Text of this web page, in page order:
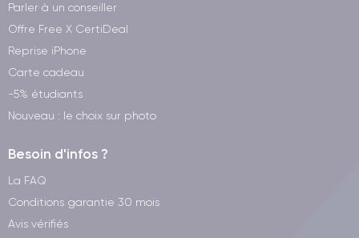
Parler à un conseiller
Offre Free X CertiDeal
Reprise iPhone
Carte cadeau
-5% étudiants
Nouveau : le choix sur photo
Besoin d'infos ?
La FAQ
Conditions garantie 30 mois
Avis vérifiés